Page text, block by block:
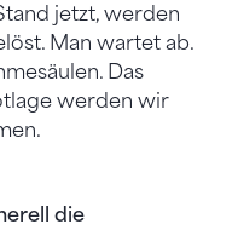
jetzt, werden
Man wartet ab.
Das
werden wir
die